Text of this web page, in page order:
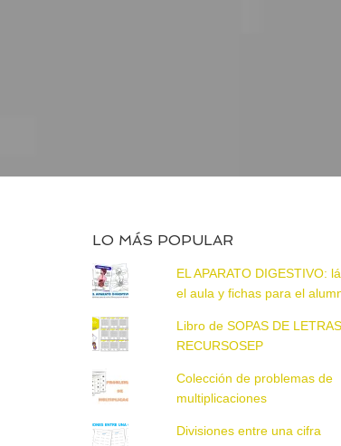
LO MÁS POPULAR
EL APARATO DIGESTIVO:
el aula y fichas para el
Libro de SOPAS DE
RECURSOSEP
Colección de problemas de
multiplicaciones
Divisiones entre una cifra